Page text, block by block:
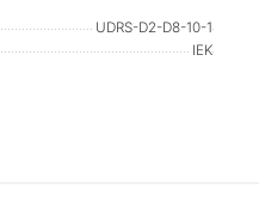
UDRS-D2-D8-10-1
IEK